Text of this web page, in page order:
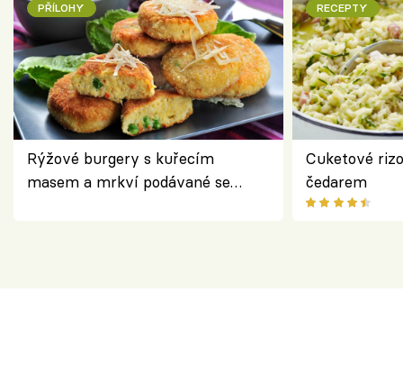
PŘÍLOHY
Rýžové burgery s kuřecím
masem a mrkví podávané se
RECEPTY
Cuketové
čedarem